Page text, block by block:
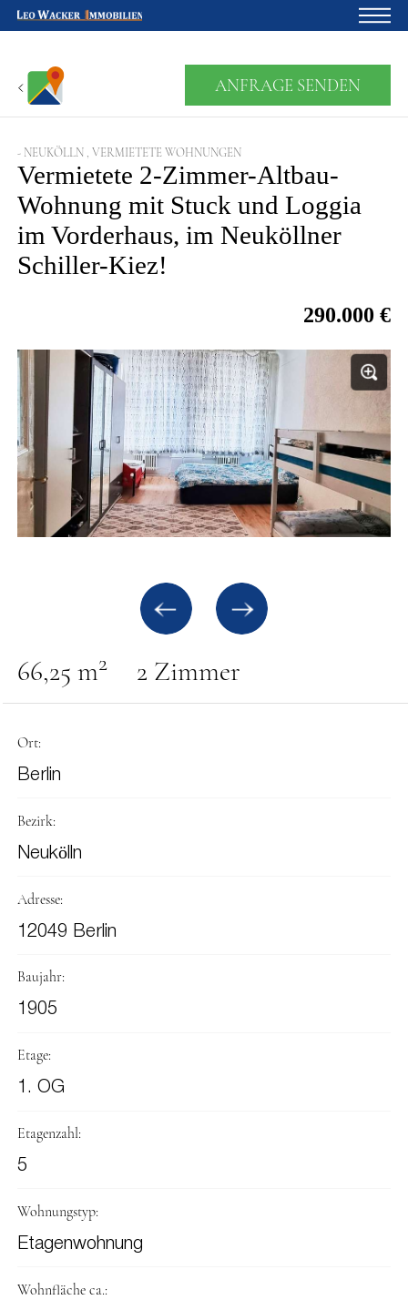
Startseite
Für Eigentümer
Über uns
Blog
Projektentwicklung
Kreditrechner
ANFRAGE SENDEN
- NEUKÖLLN , VERMIETETE WOHNUNGEN
Vermietete 2-Zimmer-Altbau-
Wohnung mit Stuck und Loggia
im Vorderhaus, im Neuköllner
Schiller-Kiez!
290.000 €
66,25 m2 2 Zimmer
Ort:
Berlin
Bezirk:
Neukölln
Adresse:
12049 Berlin
Baujahr:
1905
Etage:
1. OG
Etagenzahl:
5
Wohnungstyp:
Etagenwohnung
Wohnfläche ca.: